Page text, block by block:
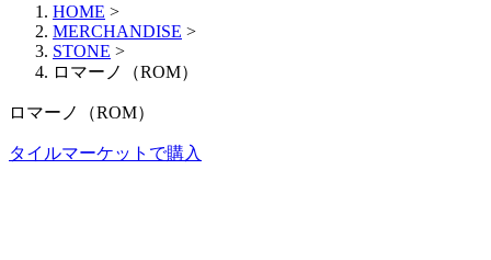
HOME >
MERCHANDISE >
STONE >
ロマーノ（ROM）
ロマーノ（ROM）
タイルマーケットで購入